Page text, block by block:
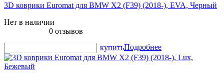
3D коврики Euromat для BMW X2 (F39) (2018-), EVA, Черный
Нет в наличии
0 отзывов
купитьПодробнее